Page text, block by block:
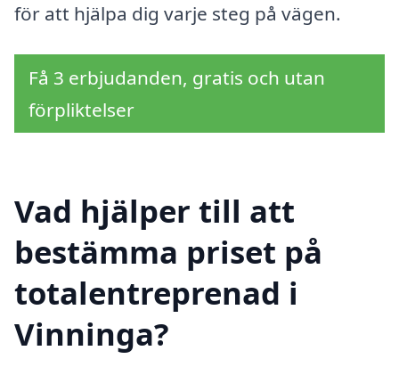
för att hjälpa dig varje steg på vägen.
Få 3 erbjudanden, gratis och utan
förpliktelser
Vad hjälper till att
bestämma priset på
totalentreprenad i
Vinninga?